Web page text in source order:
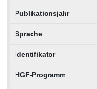
Publikationsjahr
Sprache
Identifikator
HGF-Programm